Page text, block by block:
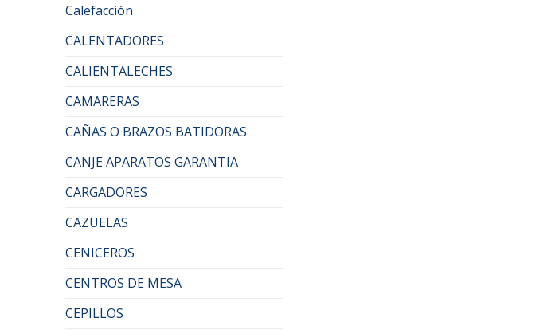
Calefacción
CALENTADORES
CALIENTALECHES
CAMARERAS
CAÑAS O BRAZOS BATIDORAS
CANJE APARATOS GARANTIA
CARGADORES
CAZUELAS
CENICEROS
CENTROS DE MESA
CEPILLOS